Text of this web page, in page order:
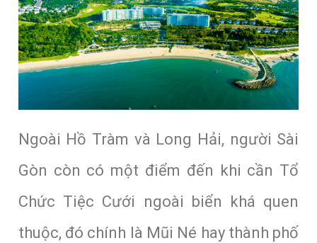
Ngoài Hồ Tràm và Long Hải, người Sài
Gòn còn có một điểm đến khi cần Tổ
Chức Tiệc Cưới ngoài biển khá quen
thuộc, đó chính là Mũi Né hay thành phố